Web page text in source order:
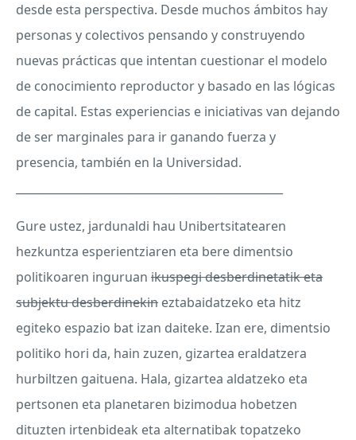
desde esta perspectiva. Desde muchos ámbitos hay
personas y colectivos pensando y construyendo
nuevas prácticas que intentan cuestionar el modelo
de conocimiento reproductor y basado en las lógicas
de capital. Estas experiencias e iniciativas van dejando
de ser marginales para ir ganando fuerza y
presencia, también en la Universidad.
Gure ustez, jardunaldi hau Unibertsitatearen
hezkuntza esperientziaren eta bere dimentsio
politikoaren inguruan ikuspegi desberdinetatik eta
subjektu desberdinekin eztabaidatzeko eta hitz
egiteko espazio bat izan daiteke. Izan ere, dimentsio
politiko hori da, hain zuzen, gizartea eraldatzera
hurbiltzen gaituena. Hala, gizartea aldatzeko eta
pertsonen eta planetaren bizimodua hobetzen
dituzten irtenbideak eta alternatibak topatzeko